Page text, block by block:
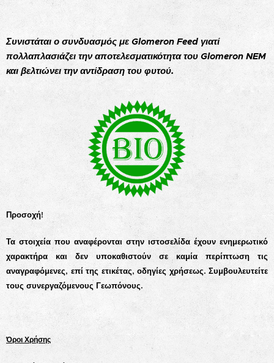
Συνιστάται ο συνδυασμός με Glomeron Feed γιατί
πολλαπλασιάζει την αποτελεσματικότητα του Glomeron NEM
και βελτιώνει την αντίδραση του φυτού.
Προσοχή!
Τα στοιχεία που αναφέρονται στην ιστοσελίδα έχουν ενημερωτικό
χαρακτήρα και δεν υποκαθιστούν σε καμία περίπτωση τις
αναγραφόμενες, επί της ετικέτας, οδηγίες χρήσεως. Συμβουλευτείτε
τους συνεργαζόμενους Γεωπόνους.
Όροι Χρήσης